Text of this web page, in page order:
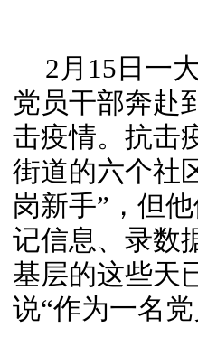
2月15日一
党员干部奔赴
击疫情。抗击
街道的六个社
岗新手”，但
记信息、录数
基层的这些天
说“作为一名